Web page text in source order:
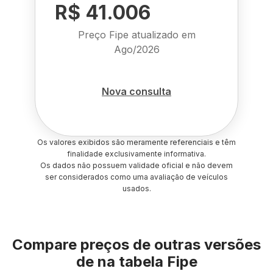
R$ 41.006
Preço Fipe atualizado em
Ago/2026
Nova consulta
Os valores exibidos são meramente referenciais e têm
finalidade exclusivamente informativa.
Os dados não possuem validade oficial e não devem
ser considerados como uma avaliação de veículos
usados.
Compare preços de outras versões
de na tabela Fipe